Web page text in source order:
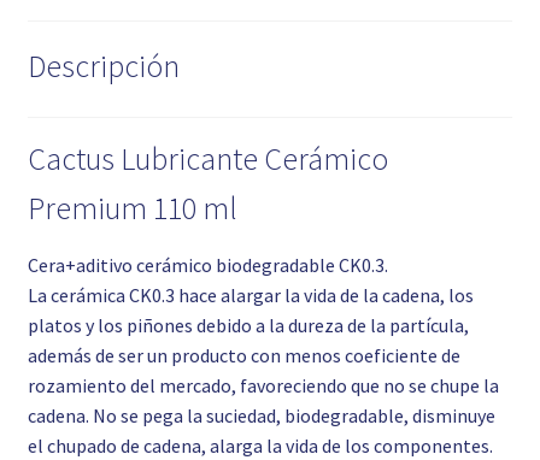
Descripción
Cactus Lubricante Cerámico
Premium 110 ml
Cera+aditivo cerámico biodegradable CK0.3.
La cerámica CK0.3 hace alargar la vida de la cadena, los
platos y los piñones debido a la dureza de la partícula,
además de ser un producto con menos coeficiente de
rozamiento del mercado, favoreciendo que no se chupe la
cadena. No se pega la suciedad, biodegradable, disminuye
el chupado de cadena, alarga la vida de los componentes.